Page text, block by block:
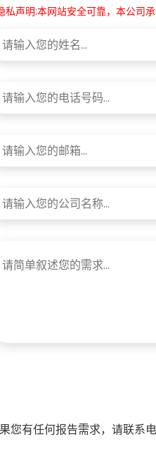
私声明:本网站安全可靠，本公司
您有任何报告需求，请联系电